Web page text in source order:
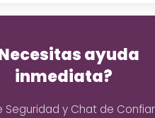
ayuda
inmediata?
Seguridad y Chat de